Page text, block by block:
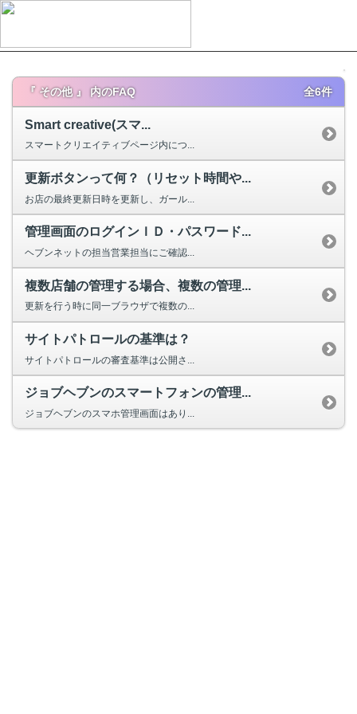
『 その他 』 内のFAQ 全6件
Smart creative(スマ...
スマートクリエイティブページ内につ...
更新ボタンって何？（リセット時間や...
お店の最終更新日時を更新し、ガール...
管理画面のログインＩＤ・パスワード...
ヘブンネットの担当営業担当にご確認...
複数店舗の管理する場合、複数の管理...
更新を行う時に同一ブラウザで複数の...
サイトパトロールの基準は？
サイトパトロールの審査基準は公開さ...
ジョブヘブンのスマートフォンの管理...
ジョブヘブンのスマホ管理画面はあり...